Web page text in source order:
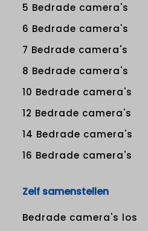
5 Bedrade camera's
6 Bedrade camera's
7 Bedrade camera's
8 Bedrade camera's
10 Bedrade camera's
12 Bedrade camera's
14 Bedrade camera's
16 Bedrade camera's
Zelf samenstellen
Bedrade camera's los